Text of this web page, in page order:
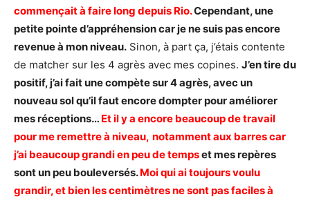
commençait à faire long depuis Rio.Cependant, une
petite pointe d’appréhension car je ne suis pas encore
revenue à mon niveau. Sinon, à part ça, j’étais contente
de matcher sur les 4 agrès avec mes copines. J’en tire du
positif, j’ai fait une compète sur 4 agrès, avec un
nouveau sol qu’il faut encore dompter pour améliorer
mes réceptions… Et il y a encore beaucoup de travail
pour me remettre à niveau, notamment aux barres car
j’ai beaucoup grandi en peu de tempset mes repères
sont un peu bouleversés.Moi qui ai toujours voulu
grandir, et bien les centimètres ne sont pas faciles à